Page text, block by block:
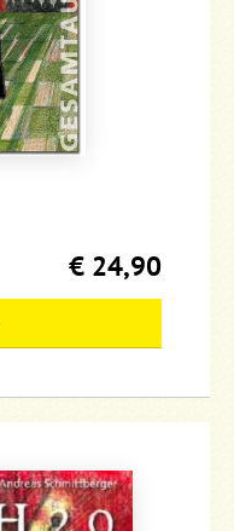
€ 24,90